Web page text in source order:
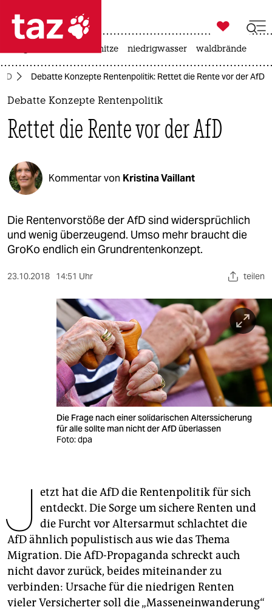
 taz zahl ich
taz zahl ich
politik
öko
gesellschaft
kultur
sport
berlin
wahrheit
veranstaltungen
genossenschaft
epaper login

taz zahl ich
hitze niedrigwasser waldbrände
Debatte Konzepte Rentenpolitik: Rettet die Rente vor der AfD
Debatte Konzepte Rentenpolitik
Rettet die Rente vor der AfD
Kommentar von Kristina Vaillant
Die Rentenvorstöße der AfD sind widersprüchlich
und wenig überzeugend. Umso mehr braucht die
GroKo endlich ein Grundrentenkonzept.
23.10.2018 14:51 Uhr teilen
Die Frage nach einer solidarischen Alterssicherung
für alle sollte man nicht der AfD überlassen
Foto: dpa
J etzt hat die AfD die Rentenpolitik für sich
entdeckt. Die Sorge um sichere Renten und
die Furcht vor Altersarmut schlachtet die
AfD ähnlich populistisch aus wie das Thema
Migration. Die AfD-Propaganda schreckt auch
nicht davor zurück, beides miteinander zu
verbinden: Ursache für die niedrigen Renten
vieler Versicherter soll die „Masseneinwanderung“